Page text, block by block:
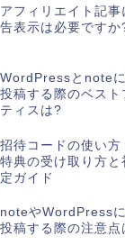
アフィリエイト記事
告表示は必要ですか
WordPressとnote
投稿する際のベスト
ティスは?
招待コードの使い方
特典の受け取り方と
定ガイド
noteやWordPress
投稿する際の注意点